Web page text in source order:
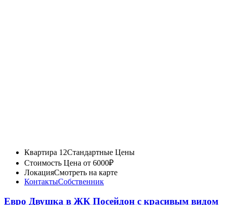
Квартира 12Стандартные Цены
Стоимость Цена от 6000₽
ЛокацияСмотреть на карте
КонтактыСобственник
Евро Двушка в ЖК Посейдон с красивым видом